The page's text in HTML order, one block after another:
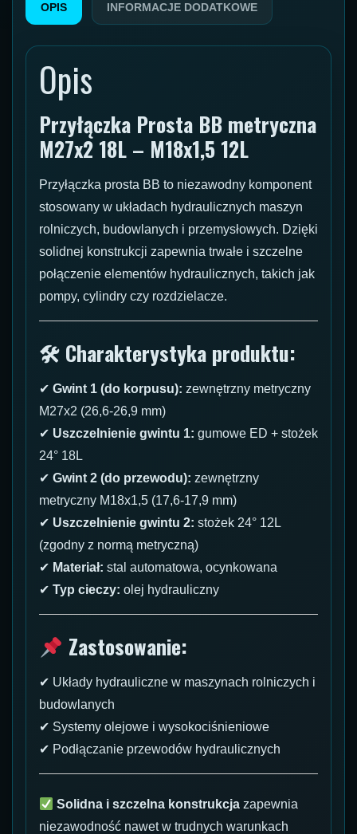
OPIS INFORMACJE DODATKOWE
Opis
Przyłączka Prosta BB metryczna
M27x2 18L – M18x1,5 12L
Przyłączka prosta BB to niezawodny komponent
stosowany w układach hydraulicznych maszyn
rolniczych, budowlanych i przemysłowych. Dzięki
solidnej konstrukcji zapewnia trwałe i szczelne
połączenie elementów hydraulicznych, takich jak
pompy, cylindry czy rozdzielacze.
🛠 Charakterystyka produktu:
✔ Gwint 1 (do korpusu): zewnętrzny metryczny
M27x2 (26,6-26,9 mm)
✔ Uszczelnienie gwintu 1: gumowe ED + stożek
24° 18L
✔ Gwint 2 (do przewodu): zewnętrzny
metryczny M18x1,5 (17,6-17,9 mm)
✔ Uszczelnienie gwintu 2: stożek 24° 12L
(zgodny z normą metryczną)
✔ Materiał: stal automatowa, ocynkowana
✔ Typ cieczy: olej hydrauliczny
Zastosowanie:
✔ Układy hydrauliczne w maszynach rolniczych i
budowlanych
✔ Systemy olejowe i wysokociśnieniowe
✔ Podłączanie przewodów hydraulicznych
Solidna i szczelna konstrukcja zapewnia
niezawodność nawet w trudnych warunkach